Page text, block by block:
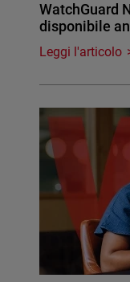
WatchGuard
disponibile
Leggi l'articolo